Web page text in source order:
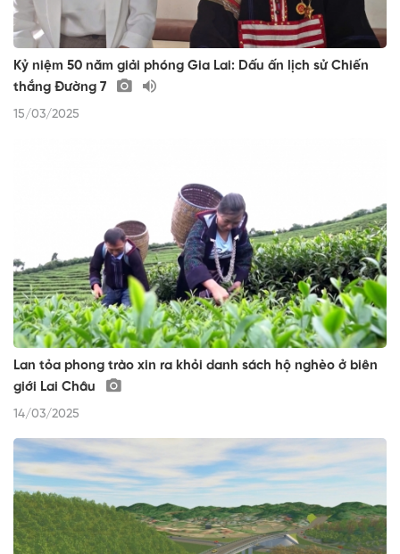
Kỷ niệm 50 năm giải phóng Gia Lai: Dấu ấn lịch sử Chiến
thắng Đường 7
15/03/2025
Lan tỏa phong trào xin ra khỏi danh sách hộ nghèo ở biên
giới Lai Châu
14/03/2025